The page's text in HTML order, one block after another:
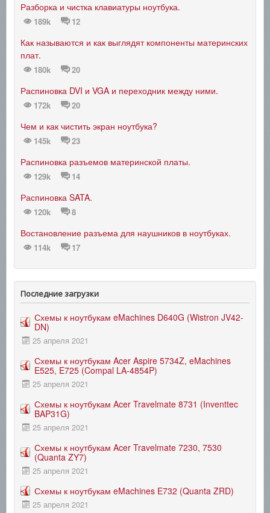
Разборка и чистка клавиатуры ноутбука.
189k 12
Как называются и как выглядят компоненты материнских
плат.
180k 20
Распиновка DVI и VGA и переходник между ними.
172k 20
Чем и как чистить экран ноутбука?
145k 23
Распиновка разъемов материнской платы.
129k 14
Распиновка SATA.
120k 8
Востановление разъема для наушников в ноутбуках.
114k 17
Последние загрузки
Схемы к ноутбукам eMachines D640G (Wistron JV42-
DN)
25 апреля 2021
Схемы к ноутбукам Acer Aspire 5734Z, eMachines
E525, E725 (Compal LA-4854P)
25 апреля 2021
Схемы к ноутбукам Acer Travelmate 8731 (Inventtec
BAP31G)
25 апреля 2021
Схемы к ноутбукам Acer Travelmate 7230, 7530
(Quanta ZY7)
25 апреля 2021
Схемы к ноутбукам eMachines E732 (Quanta ZRD)
25 апреля 2021